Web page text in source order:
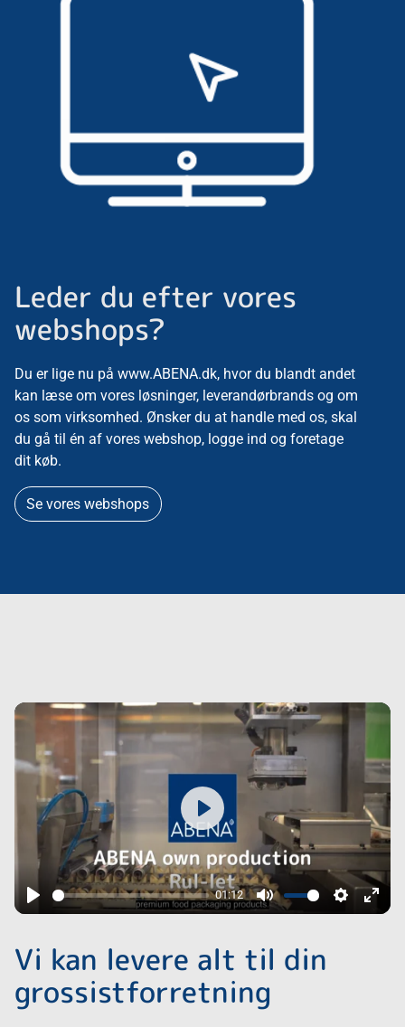
Leder du efter vores
webshops?
Du er lige nu på www.ABENA.dk, hvor du blandt andet
kan læse om vores løsninger, leverandørbrands og om
os som virksomhed. Ønsker du at handle med os, skal
du gå til én af vores webshop, logge ind og foretage
dit køb.
Se vores webshops
Play
01:12
Mute Settings
Enter
Play
Vi kan levere alt til din
grossistforretning